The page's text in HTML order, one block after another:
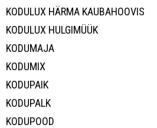
KODULUX HÄRMA KAUBAHOOVIS
KODULUX HULGIMÜÜK
KODUMAJA
KODUMIX
KODUPAIK
KODUPALK
KODUPOOD